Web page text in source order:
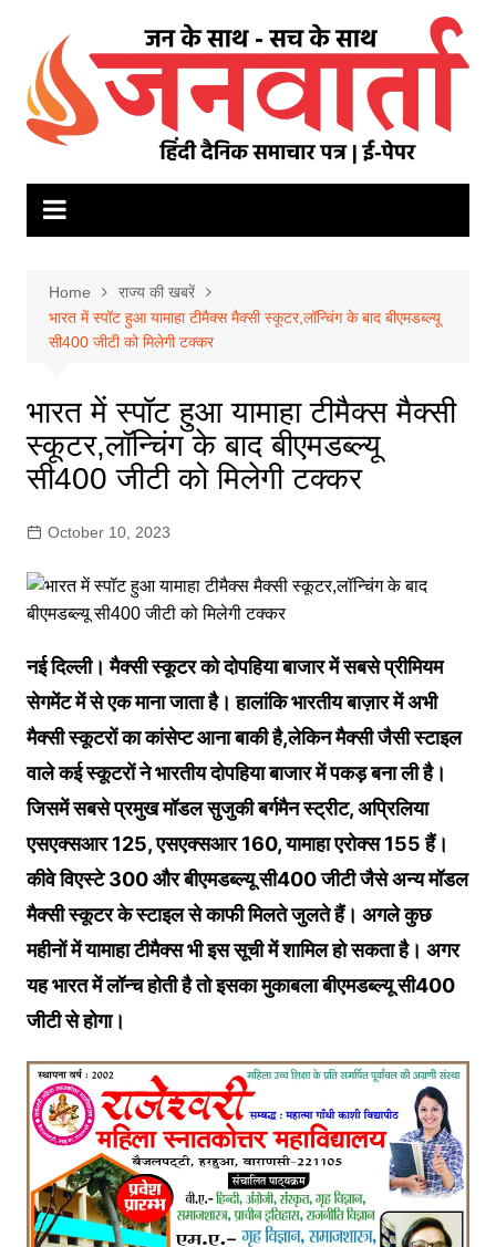
content
Home
राज्य की खबरें
भारत में स्पॉट हुआ यामाहा टीमैक्स मैक्सी स्कूटर,लॉन्चिंग के बाद बीएमडब्ल्यू
सी400 जीटी को मिलेगी टक्कर
भारत में स्पॉट हुआ यामाहा टीमैक्स मैक्सी
स्कूटर,लॉन्चिंग के बाद बीएमडब्ल्यू
सी400 जीटी को मिलेगी टक्कर
October 10, 2023
नई दिल्ली। मैक्सी स्कूटर को दोपहिया बाजार में सबसे प्रीमियम
सेगमेंट में से एक माना जाता है। हालांकि भारतीय बाज़ार में अभी
मैक्सी स्कूटरों का कांसेप्ट आना बाकी है,लेकिन मैक्सी जैसी स्टाइल
वाले कई स्कूटरों ने भारतीय दोपहिया बाजार में पकड़ बना ली है।
जिसमें सबसे प्रमुख मॉडल सुजुकी बर्गमैन स्ट्रीट, अप्रिलिया
एसएक्सआर 125, एसएक्सआर 160, यामाहा एरोक्स 155 हैं।
कीवे विएस्टे 300 और बीएमडब्ल्यू सी400 जीटी जैसे अन्य मॉडल
मैक्सी स्कूटर के स्टाइल से काफी मिलते जुलते हैं। अगले कुछ
महीनों में यामाहा टीमैक्स भी इस सूची में शामिल हो सकता है। अगर
यह भारत में लॉन्च होती है तो इसका मुकाबला बीएमडब्ल्यू सी400
जीटी से होगा।